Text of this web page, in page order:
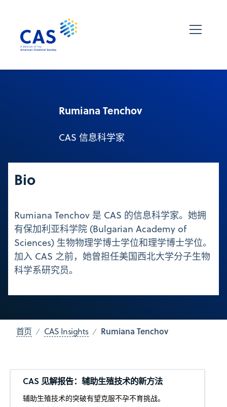
Rumiana Tenchov
CAS 信息科学家
Bio
Rumiana Tenchov 是 CAS 的信息科学家。她拥
有保加利亚科学院 (Bulgarian Academy of
Sciences) 生物物理学博士学位和理学博士学位。
加入 CAS 之前，她曾担任美国西北大学分子生物
科学系研究员。
首页 CAS Insights Rumiana Tenchov
CAS 见解报告：辅助生殖技术的新方法
辅助生殖技术的突破有望克服不孕不育挑战。